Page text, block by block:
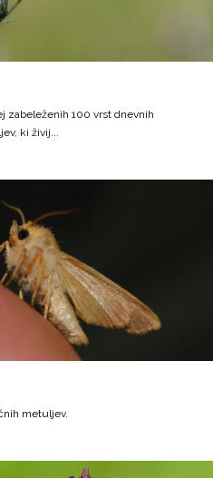
zabeleženih 100 vrst dnevnih
ki živij...
metuljev.